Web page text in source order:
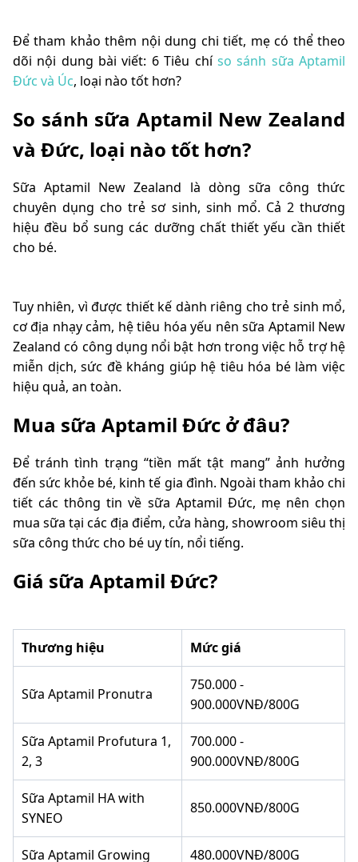
Để tham khảo thêm nội dung chi tiết, mẹ có thể theo
dõi nội dung bài viết: 6 Tiêu chí so sánh sữa Aptamil
Đức và Úc, loại nào tốt hơn?
So sánh sữa Aptamil New Zealand
và Đức, loại nào tốt hơn?
Sữa Aptamil New Zealand là dòng sữa công thức
chuyên dụng cho trẻ sơ sinh, sinh mổ. Cả 2 thương
hiệu đều bổ sung các dưỡng chất thiết yếu cần thiết
cho bé.
Tuy nhiên, vì được thiết kế dành riêng cho trẻ sinh mổ,
cơ địa nhạy cảm, hệ tiêu hóa yếu nên sữa Aptamil New
Zealand có công dụng nổi bật hơn trong việc hỗ trợ hệ
miễn dịch, sức đề kháng giúp hệ tiêu hóa bé làm việc
hiệu quả, an toàn.
Mua sữa Aptamil Đức ở đâu?
Để tránh tình trạng “tiền mất tật mang” ảnh hưởng
đến sức khỏe bé, kinh tế gia đình. Ngoài tham khảo chi
tiết các thông tin về sữa Aptamil Đức, mẹ nên chọn
mua sữa tại các địa điểm, cửa hàng, showroom siêu thị
sữa công thức cho bé uy tín, nổi tiếng.
Giá sữa Aptamil Đức?
Thương hiệu Mức giá
Sữa Aptamil Pronutra
750.000 -
900.000VNĐ/800G
Sữa Aptamil Profutura 1,
2, 3
700.000 -
900.000VNĐ/800G
Sữa Aptamil HA with
SYNEO
850.000VNĐ/800G
Sữa Aptamil Growing 480.000VNĐ/800G